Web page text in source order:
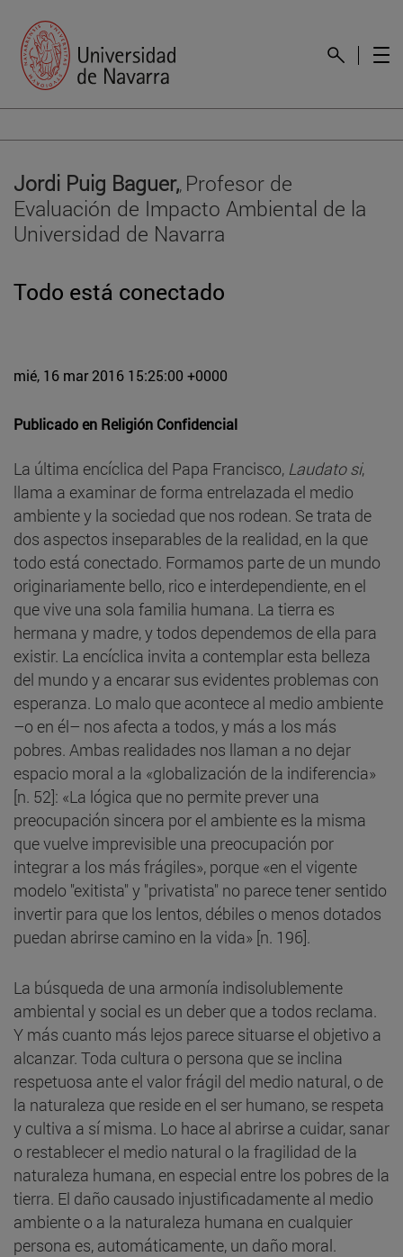
Jordi Puig Baguer,, Profesor de
Evaluación de Impacto Ambiental de la
Universidad de Navarra
Todo está conectado
mié, 16 mar 2016 15:25:00 +0000
Publicado en Religión Confidencial
La última encíclica del Papa Francisco, Laudato si,
llama a examinar de forma entrelazada el medio
ambiente y la sociedad que nos rodean. Se trata de
dos aspectos inseparables de la realidad, en la que
todo está conectado. Formamos parte de un mundo
originariamente bello, rico e interdependiente, en el
que vive una sola familia humana. La tierra es
hermana y madre, y todos dependemos de ella para
existir. La encíclica invita a contemplar esta belleza
del mundo y a encarar sus evidentes problemas con
esperanza. Lo malo que acontece al medio ambiente
–o en él– nos afecta a todos, y más a los más
pobres. Ambas realidades nos llaman a no dejar
espacio moral a la «globalización de la indiferencia»
[n. 52]: «La lógica que no permite prever una
preocupación sincera por el ambiente es la misma
que vuelve imprevisible una preocupación por
integrar a los más frágiles», porque «en el vigente
modelo "exitista" y "privatista" no parece tener sentido
invertir para que los lentos, débiles o menos dotados
puedan abrirse camino en la vida» [n. 196].
La búsqueda de una armonía indisolublemente
ambiental y social es un deber que a todos reclama.
Y más cuanto más lejos parece situarse el objetivo a
alcanzar. Toda cultura o persona que se inclina
respetuosa ante el valor frágil del medio natural, o de
la naturaleza que reside en el ser humano, se respeta
y cultiva a sí misma. Lo hace al abrirse a cuidar, sanar
o restablecer el medio natural o la fragilidad de la
naturaleza humana, en especial entre los pobres de la
tierra. El daño causado injustificadamente al medio
ambiente o a la naturaleza humana en cualquier
persona es, automáticamente, un daño moral.